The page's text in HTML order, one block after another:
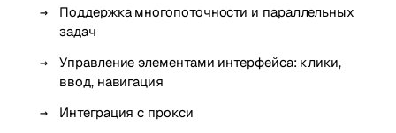
Поддержка многопоточности и параллельных
задач
Управление элементами интерфейса: клики,
ввод, навигация
Интеграция с прокси